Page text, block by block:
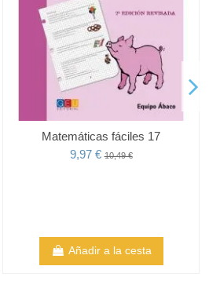
Matemáticas fáciles 17
9,97 €10,49 €
Añadir a la cesta